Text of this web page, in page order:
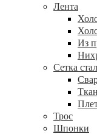
Лента
Из
Сетка
Трос
Шпонки